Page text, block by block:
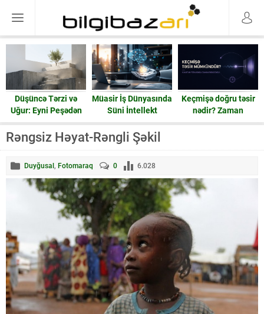
Düşüncə Tərzi və
Uğur: Eyni Peşədən
Fərqli Nəticələrə
Gedən Yol
Müasir İş Dünyasında
Süni İntellekt
Keçmişə doğru təsir
nədir? Zaman
həqiqətən geri işləyə
Rəngsiz Həyat-Rəngli Şəkil
Duyğusal, Fotomaraq 0 6.028